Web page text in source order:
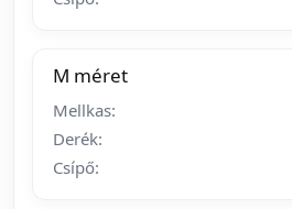
M méret
Mellkas:
Derék:
Csípő: